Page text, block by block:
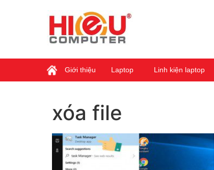
Giới thiệu Laptop Linh kiện laptop
xóa file